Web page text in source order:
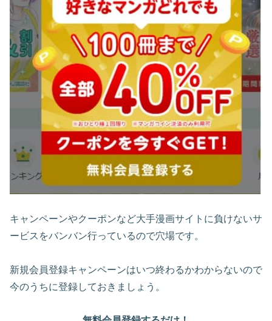
キャンペーンやクーポンなど大手漫画サイトに負けないサ
ービスをバンバン行っているので穴場です。
新規会員登録キャンペーンはいつ終わるかわからないので
今のうちに登録しておきましょう。